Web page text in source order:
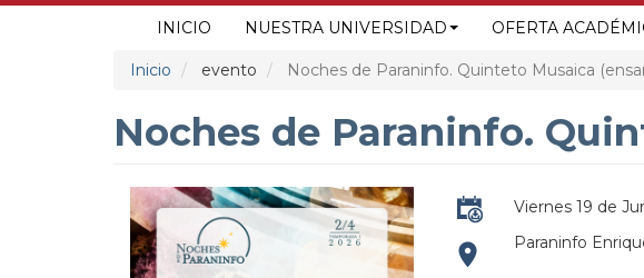
NAVEGACIÓN
PRINCIPAL
INICIO NUESTRA UNIVERSIDAD OFERTA
Inicio evento Noches de Paraninfo. Quinteto Musaica
Noches de Paraninfo.
Viernes 19 de
Paraninfo